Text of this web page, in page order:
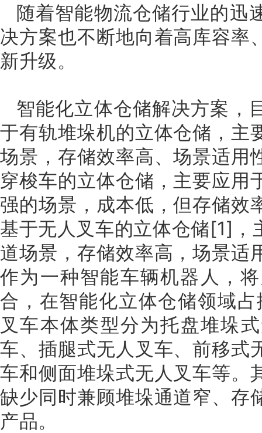
随着智能物流仓储行业的迅
决方案也不断地向着高库容率
新升级。
智能化立体仓储解决方案，
于有轨堆垛机的立体仓储，主
场景，存储效率高、场景适用
穿梭车的立体仓储，主要应用
强的场景，成本低，但存储效
基于无人叉车的立体仓储[1]，
道场景，存储效率高，场景适
作为一种智能车辆机器人，
合，在智能化立体仓储领域
叉车本体类型分为托盘堆垛
车、插腿式无人叉车、前移式
车和侧面堆垛式无人叉车等。
缺少同时兼顾堆垛通道窄、存
产品。